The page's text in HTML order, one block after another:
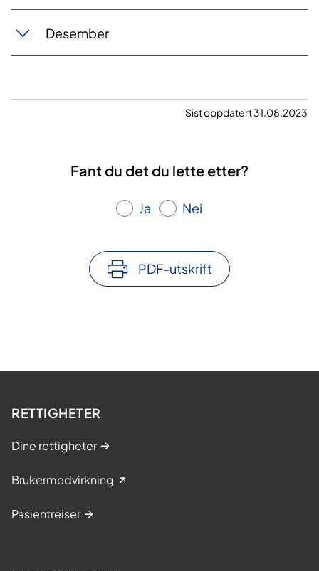
Desember
Sist oppdatert 31.08.2023
Fant du det du lette etter?
Ja Nei
PDF-utskrift
RETTIGHETER
Dine rettigheter
Brukermedvirkning
Pasientreiser